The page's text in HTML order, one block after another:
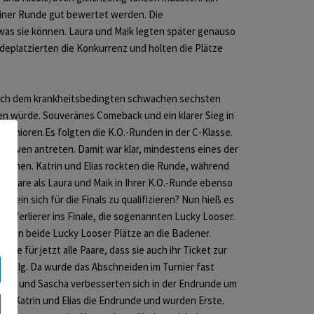
Runde gut bewertet werden. Die
sie können. Laura und Maik legten später genauso
die Konkurrenz und holten die Plätze
dem krankheitsbedingten schwachen sechsten
Souveränes Comeback und ein klarer Sieg in
folgten die K.O.-Runden in der C-Klasse.
Sven antreten. Damit war klar, mindestens eines der
Katrin und Elias rockten die Runde, während
als Laura und Maik in Ihrer K.O.-Runde ebenso
sich für die Finals zu qualifizieren? Nun hieß es
Verlierer ins Finale, die sogenannten Lucky Looser.
beide Lucky Looser Plätze an die Badener.
für jetzt alle Paare, dass sie auch ihr Ticket zur
Da wurde das Abschneiden im Turnier fast
und Sascha verbesserten sich in der Endrunde um
Katrin und Elias die Endrunde und wurden Erste.